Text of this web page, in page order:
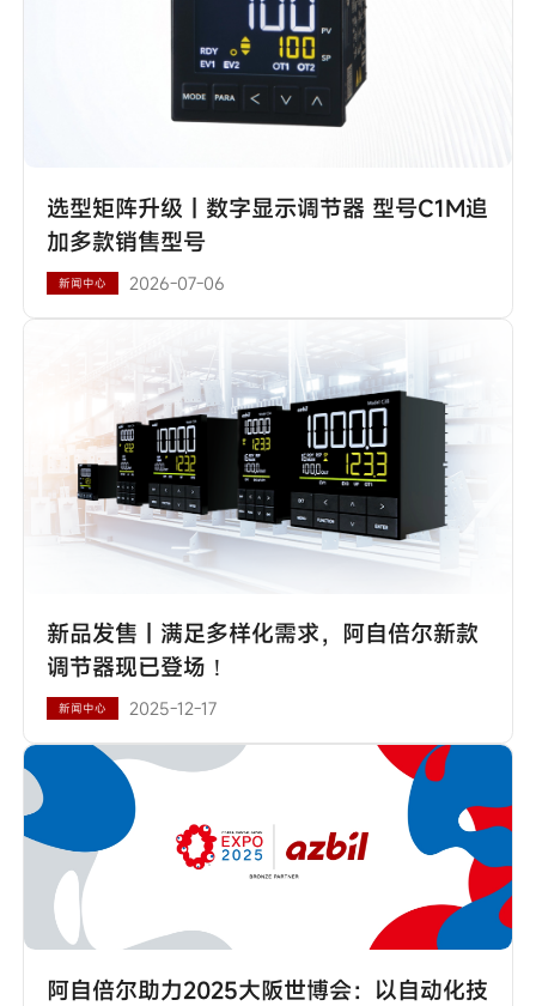
选型矩阵升级丨数字显示调节器 型号C1M追
加多款销售型号
新闻中心 2026-07-06
新品发售丨满足多样化需求，阿自倍尔新款
调节器现已登场！
新闻中心 2025-12-17
阿自倍尔助力2025大阪世博会：以自动化技